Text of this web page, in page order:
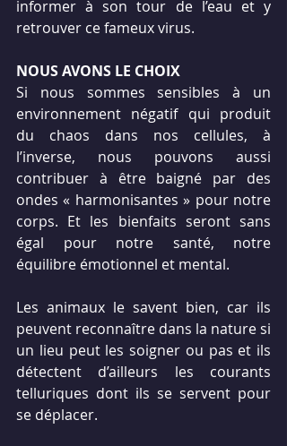
informer à son tour de l’eau et y
retrouver ce fameux virus.
NOUS AVONS LE CHOIX
Si nous sommes sensibles à un
environnement négatif qui produit
du chaos dans nos cellules, à
l’inverse, nous pouvons aussi
contribuer à être baigné par des
ondes « harmonisantes » pour notre
corps. Et les bienfaits seront sans
égal pour notre santé, notre
équilibre émotionnel et mental.
Les animaux le savent bien, car ils
peuvent reconnaître dans la nature si
un lieu peut les soigner ou pas et ils
détectent d’ailleurs les courants
telluriques dont ils se servent pour
se déplacer.